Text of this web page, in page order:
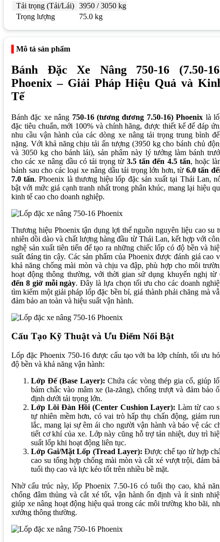
Tải trọng (Tải/Lái) 3950 / 3050 kg
Trọng lượng
75.0 kg
Mô tả sản phẩm
Bánh Đặc Xe Nâng 750-16 (7.50-
Phoenix – Giải Pháp Hiệu Quả và
Tế
Bánh đặc xe nâng 750-16 (tương đương 7.50-16) Phoenix là
đặc tiêu chuẩn, mới 100% và chính hãng, được thiết kế để đáp
nhu cầu vận hành của các dòng xe nâng tải trọng trung bình
nặng. Với khả năng chịu tải ấn tượng (3950 kg cho bánh chủ
và 3050 kg cho bánh lái), sản phẩm này lý tưởng làm bánh
cho các xe nâng dầu có tải trọng từ3.5 tấn đến 4.5 tấn, hoặc
bánh sau cho các loại xe nâng dầu tải trọng lớn hơn, từ 6.0 tấn
7.0 tấn. Phoenix là thương hiệu lốp đặc sản xuất tại Thái Lan,
bật với mức giá cạnh tranh nhất trong phân khúc, mang lại hiệu
kinh tế cao cho doanh nghiệp.
Thương hiệu Phoenix tận dụng lợi thế nguồn nguyên liệu cao su
nhiên dồi dào và chất lượng hàng đầu từ Thái Lan, kết hợp với
nghệ sản xuất tiên tiến để tạo ra những chiếc lốp có độ bền và
suất đáng tin cậy. Các sản phẩm của Phoenix được đánh giá cao
khả năng chống mài mòn và chịu va đập, phù hợp cho môi
hoạt động thông thường, với thời gian sử dụng khuyến nghị từ
đến 8 giờ mỗi ngày. Đây là lựa chọn tối ưu cho các doanh
tìm kiếm một giải pháp lốp đặc bền bỉ, giá thành phải chăng mà
đảm bảo an toàn và hiệu suất vận hành.
Cấu Tạo Kỹ Thuật và Ưu Điểm Nổi Bật
Lốp đặc Phoenix 750-16 được cấu tạo với ba lớp chính, tối ưu
độ bền và khả năng vận hành:
Lớp Đế (Base Layer): Chứa các vòng thép gia cố, giúp
bám chắc vào mâm xe (la-zăng), chống trượt và đảm bảo
định dưới tải trọng lớn.
Lớp Lõi Đàn Hồi (Center Cushion Layer): Làm từ cao
tự nhiên mềm hơn, có vai trò hấp thụ chấn động, giảm
lắc, mang lại sự êm ái cho người vận hành và bảo vệ các
tiết cơ khí của xe. Lớp này cũng hỗ trợ tản nhiệt, duy trì
suất lốp khi hoạt động liên tục.
Lớp Gai/Mặt Lốp (Tread Layer): Được chế tạo từ hợp
cao su tổng hợp chống mài mòn và cắt xé vượt trội, đảm
tuổi thọ cao và lực kéo tốt trên nhiều bề mặt.
Nhờ cấu trúc này, lốp Phoenix 7.50-16 có tuổi thọ cao, khả
chống đâm thủng và cắt xé tốt, vận hành ổn định và ít sinh
giúp xe nâng hoạt động hiệu quả trong các môi trường kho bãi,
xưởng thông thường.